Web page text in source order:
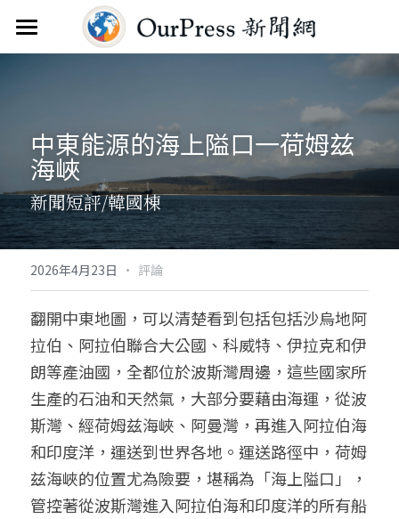
首頁
分類
焦點新聞
觀點評析
文教新聞
綜合生活
人物報導
國際財經
關於
服務
聯繫
訂閱電子報
FAQ
搜索
中東能源的海上隘口一荷姆兹
海峽
新聞短評/韓國棟
2026年4月23日 · 評論
翻開中東地圖，可以清楚看到包括包括沙烏地阿
拉伯、阿拉伯聯合大公國、科威特、伊拉克和伊
朗等產油國，全都位於波斯灣周邊，這些國家所
生產的石油和天然氣，大部分要藉由海運，從波
斯灣、經荷姆兹海峽、阿曼灣，再進入阿拉伯海
和印度洋，運送到世界各地。運送路徑中，荷姆
兹海峽的位置尤為險要，堪稱為「海上隘口」，
管控著從波斯灣進入阿拉伯海和印度洋的所有船